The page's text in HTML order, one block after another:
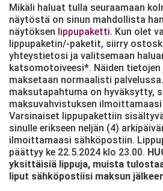
Mikäli haluat tulla seuraamaan
näytöstä on sinun mahdollista
näytöksen lippupaketti. Kun olet
lippupaketin/-paketit, siirry
yhteystietosi ja valitsemaan
katsomotoiveesi*. Näiden
maksetaan normaalisti
maksutapahtuma on hyväksytty,
maksuvahvistuksen
Varsinaiset lippupakettiin
sinulle erikseen neljän (4)
ilmoittamaasi sähköpostiin.
päättyy ke 22.5.2024 klo 23.00.
yksittäisiä lippuja, muista
liput sähköpostiisi maksun